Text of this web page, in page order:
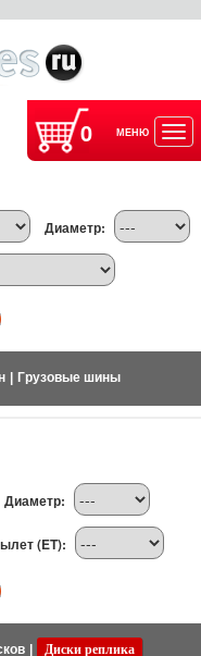
0 МЕНЮ
Диаметр:
Грузовые шины
Диаметр:
(ET):
Диски реплика